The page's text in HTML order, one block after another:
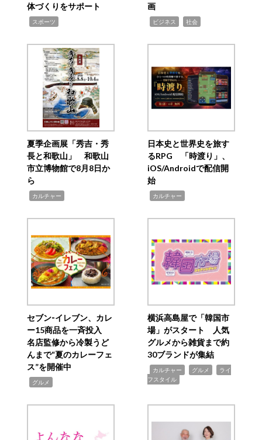
体づくりをサポート
スポーツ
画
ビジネス 社会
夏季企画展「秀吉・秀
長と和歌山」 和歌山
市立博物館で8月8日か
ら
カルチャー
日本史と世界史を旅す
るRPG 「時渡り」、
iOS/Androidで配信開
始
カルチャー
セブン‐イレブン、カレ
ー15商品を一斉投入
名店監修から冷製うど
んまで“夏のカレーフェ
ス”を開催中
グルメ
横浜高島屋で「韓国市
場」がスタート 人気
グルメから雑貨まで約
30ブランドが集結
カルチャー グルメ
ライ
フスタイル